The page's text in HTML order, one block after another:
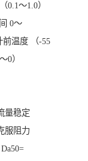
0.1～1.0）
0～
前温度 （-55
0）
量稳定
服阻力